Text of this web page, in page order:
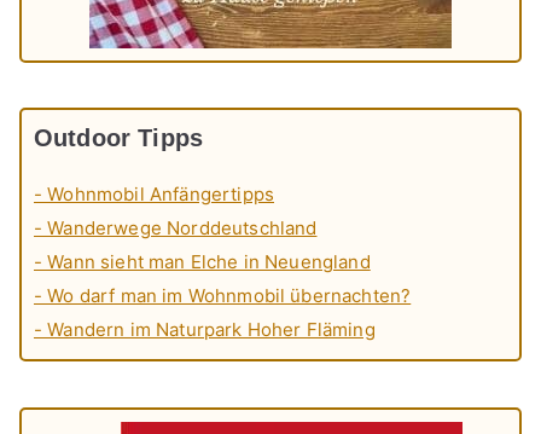
Outdoor Tipps
- Wohnmobil Anfängertipps
- Wanderwege Norddeutschland
- Wann sieht man Elche in Neuengland
- Wo darf man im Wohnmobil übernachten?
- Wandern im Naturpark Hoher Fläming